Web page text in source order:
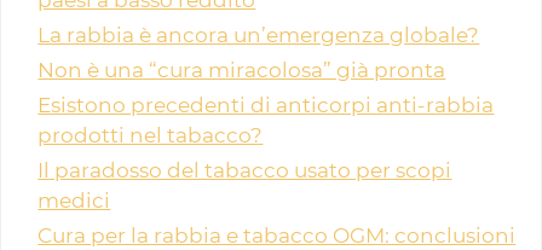
La rabbia è ancora un’emergenza globale?
Non è una “cura miracolosa” già pronta
Esistono precedenti di anticorpi anti-rabbia
prodotti nel tabacco?
Il paradosso del tabacco usato per scopi
medici
Cura per la rabbia e tabacco OGM: conclusioni